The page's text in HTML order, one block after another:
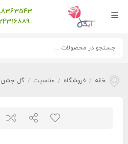
خانه / فروشگاه / مناسبت / گل جشن